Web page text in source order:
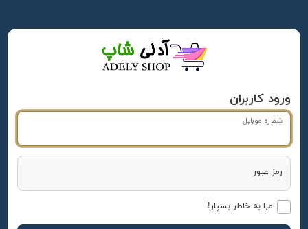
ورود کاربران
شماره موبایل
رمز عبور
مرا به خاطر بسپار!